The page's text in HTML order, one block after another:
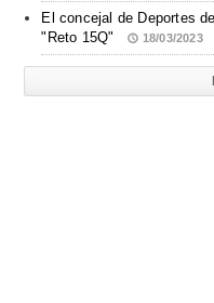
El concejal de Deportes
"Reto 15Q"
18/03/2023